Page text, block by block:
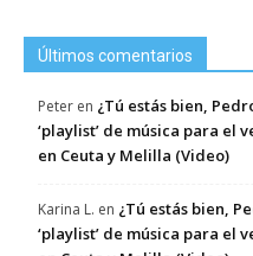
Últimos comentarios
Peter en ¿Tú estás bien,
‘playlist’ de música para el
en Ceuta y Melilla (Video)
Karina L. en ¿Tú estás bien,
‘playlist’ de música para el